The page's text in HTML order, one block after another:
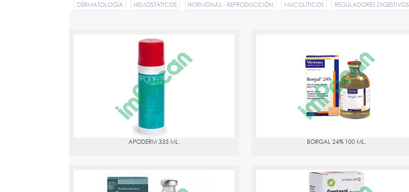
DERMATOLOGÍA
HEMOSTÁTICOS HORMONAS - REPRODUCCIÓN MUCOLÍTICOS REGULADORES DIGESTIVOS
APODERM 335 ML. BORGAL 24% 100 ML.
EXABIOPEN 200 MG/ML 250 ML.
GENTASOL 80MG/ML., SOL. INYECTABLE 250 ML.